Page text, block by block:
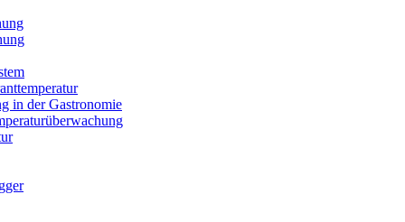
in der Gastronomie